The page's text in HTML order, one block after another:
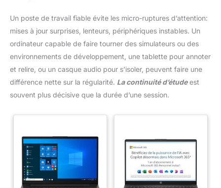
Un poste de travail fiable évite les micro-ruptures d’attention:
mises à jour surprises, lenteurs, périphériques instables. Un
ordinateur capable de faire tourner des simulateurs ou des
environnements de développement, une tablette pour annoter
et relire, ou un casque audio pour s’isoler, peuvent faire une
différence nette sur la régularité. La continuité d’étudeest
souvent plus décisive que la durée d’une session.